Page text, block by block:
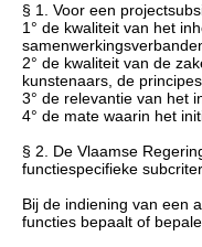
§ 1. Voor een
1° de kwaliteit van het
2° de kwaliteit van de
kunstenaars, de
3° de relevantie van het
4° de mate waarin het
§ 2. De Vlaamse
functiespecifieke
Bij de indiening van een
functies bepaalt of